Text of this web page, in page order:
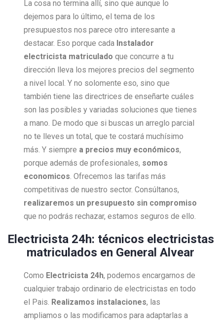
La cosa no termina allí, sino que aunque lo
dejemos para lo último, el tema de los
presupuestos nos parece otro interesante a
destacar. Eso porque cada Instalador
electricista matriculado que concurre a tu
dirección lleva los mejores precios del segmento
a nivel local. Y no solomente eso, sino que
también tiene las directrices de enseñarte cuáles
son las posibles y variadas soluciones que tienes
a mano. De modo que si buscas un arreglo parcial
no te lleves un total, que te costará muchísimo
más. Y siempre a precios muy económicos,
porque además de profesionales, somos
economicos . Ofrecemos las tarifas más
competitivas de nuestro sector. Consúltanos,
realizaremos un presupuesto sin compromiso
que no podrás rechazar, estamos seguros de ello.
Electricista 24h: técnicos electricistas
matriculados en General Alvear
Como Electricista 24h, podemos encargarnos de
cualquier trabajo ordinario de electricistas en todo
el Pais. Realizamos instalaciones, las
ampliamos o las modificamos para adaptarlas a